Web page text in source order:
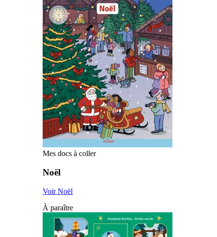
Mes docs à coller
Noël
Voir Noël
À paraître